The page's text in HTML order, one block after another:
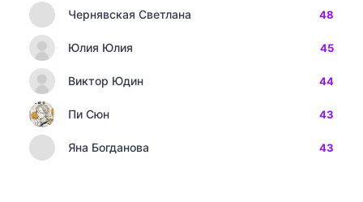
Чернявская Светлана 48
Юлия Юлия 45
Виктор Юдин 44
Пи Сюн 43
Яна Богданова 43